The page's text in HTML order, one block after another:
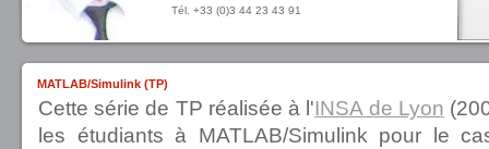
Tél. +33 (0)3 44 23 43 91
MATLAB/Simulink (TP)
Cette série de TP réalisée à l'INSA de Lyon
les étudiants à MATLAB/Simulink pour le